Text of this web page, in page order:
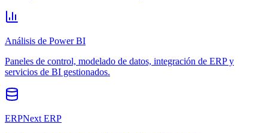
Análisis de Power BI
Paneles de control, modelado de datos, integración de ERP y
servicios de BI gestionados.
ERPNext ERP